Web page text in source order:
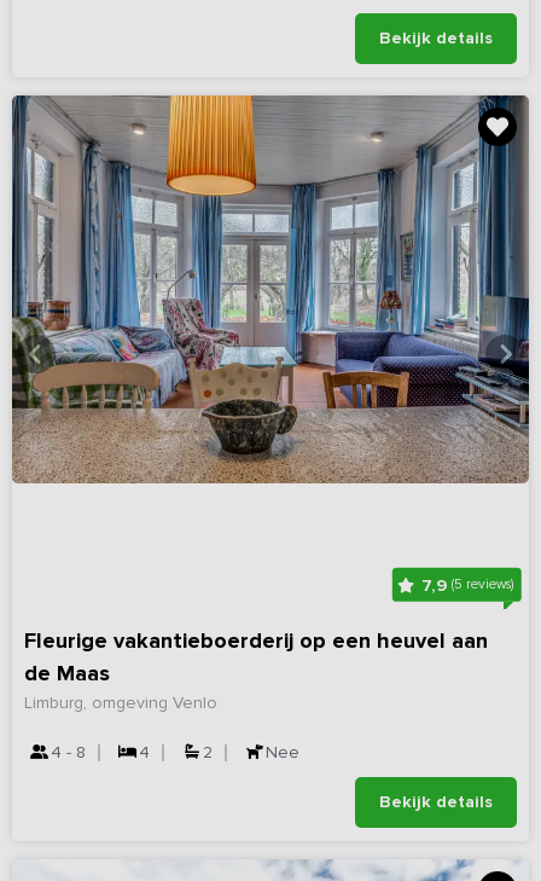
Bekijk details
7,9(5 reviews)
Fleurige vakantieboerderij op een heuvel aan
de Maas
Limburg, omgeving Venlo
4 - 8 4 2 Nee
Bekijk details